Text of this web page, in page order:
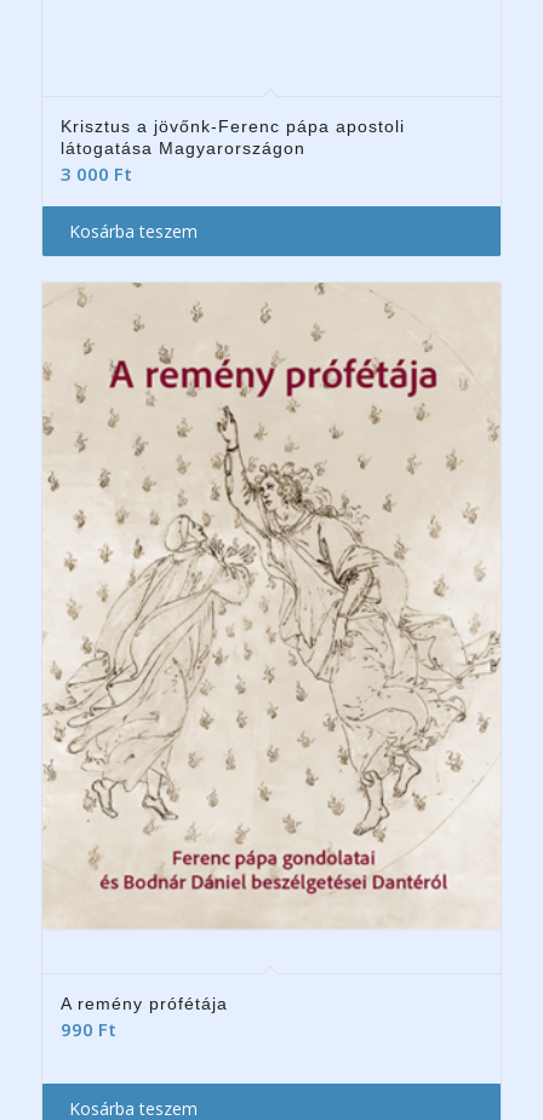
Krisztus a jövőnk-Ferenc pápa apostoli
látogatása Magyarországon
3 000 Ft
Kosárba teszem
A remény prófétája
990 Ft
Kosárba teszem